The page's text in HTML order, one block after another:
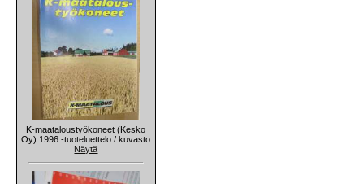
K-maataloustyökoneet (Kesko
Oy) 1996 -tuoteluettelo / kuvasto
Näytä